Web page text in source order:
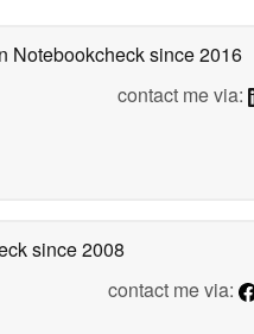
Notebookchecksince 2016
contact me via:
since 2008
contact me via: